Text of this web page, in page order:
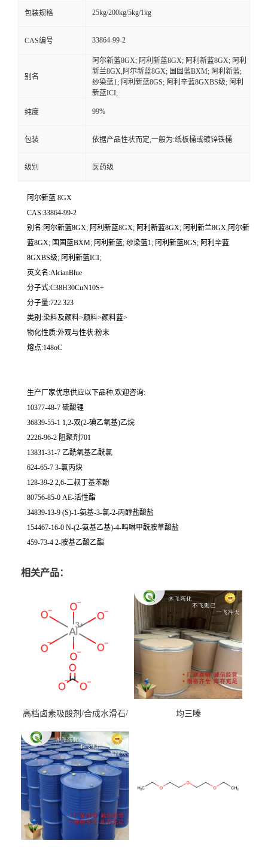
包装规格 25kg/200kg/5kg/1kg
CAS编号 33864-99-2
别名
阿尔新蓝8GX; 阿利新蓝8GX; 阿利新蓝8GX; 阿利
新兰8GX,阿尔新蓝8GX; 国固蓝BXM; 阿利新蓝;
纱染蓝1; 阿利新蓝8GS; 阿利辛蓝8GXBS级; 阿利
新蓝ICI;
纯度 99%
包装 依据产品性状而定,一般为:纸板桶或镀锌铁桶
级别 医药级
阿尔新蓝 8GX
CAS:33864-99-2
别名:阿尔新蓝8GX; 阿利新蓝8GX; 阿利新蓝8GX; 阿利新兰8GX,阿尔新
蓝8GX; 国固蓝BXM; 阿利新蓝; 纱染蓝1; 阿利新蓝8GS; 阿利辛蓝
8GXBS级; 阿利新蓝ICI;
英文名:AlcianBlue
分子式:C38H30CuN10S+
分子量:722.323
类别:染料及颜料>颜料>颜料蓝>
物化性质:外观与性状:粉末
熔点:148oC
生产厂家优惠供应以下品种,欢迎咨询:
10377-48-7 硫酸锂
36839-55-1 1,2-双(2-碘乙氧基)乙烷
2226-96-2 阻聚剂701
13831-31-7 乙酰氧基乙酰氯
624-65-7 3-氯丙炔
128-39-2 2,6-二叔丁基苯酚
80756-85-0 AE-活性酯
34839-13-9 (S)-1-氨基-3-氯-2-丙醇盐酸盐
154467-16-0 N-(2-氨基乙基)-4-吗啉甲酰胺草酸盐
459-73-4 2-胺基乙酸乙酯
相关产品：
高档卤素吸酸剂/合成水滑石/
均三嗪